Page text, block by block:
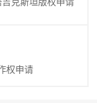
权申请